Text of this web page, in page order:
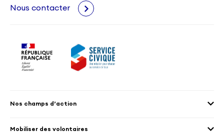
Nous contacter
Nos champs d’action
Culture et patrimoine
Mobiliser des volontaires